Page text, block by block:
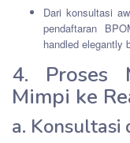
Dari konsultasi
pendaftaran
handled elegantly
4. Proses
Mimpi ke
a. Konsultasi